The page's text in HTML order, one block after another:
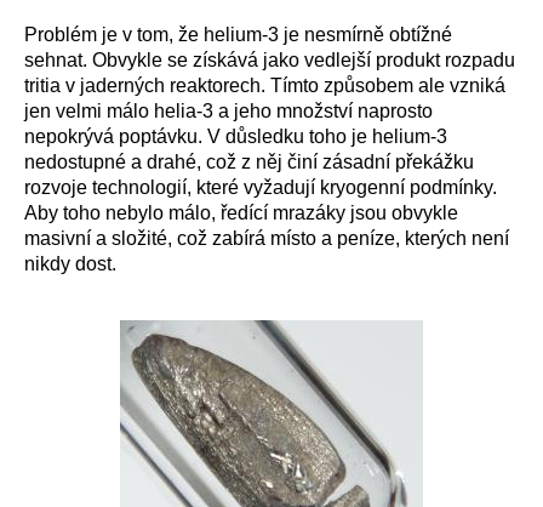
Problém je v tom, že helium-3 je nesmírně obtížné
sehnat. Obvykle se získává jako vedlejší produkt rozpadu
tritia v jaderných reaktorech. Tímto způsobem ale vzniká
jen velmi málo helia-3 a jeho množství naprosto
nepokrývá poptávku. V důsledku toho je helium-3
nedostupné a drahé, což z něj činí zásadní překážku
rozvoje technologií, které vyžadují kryogenní podmínky.
Aby toho nebylo málo, ředící mrazáky jsou obvykle
masivní a složité, což zabírá místo a peníze, kterých není
nikdy dost.